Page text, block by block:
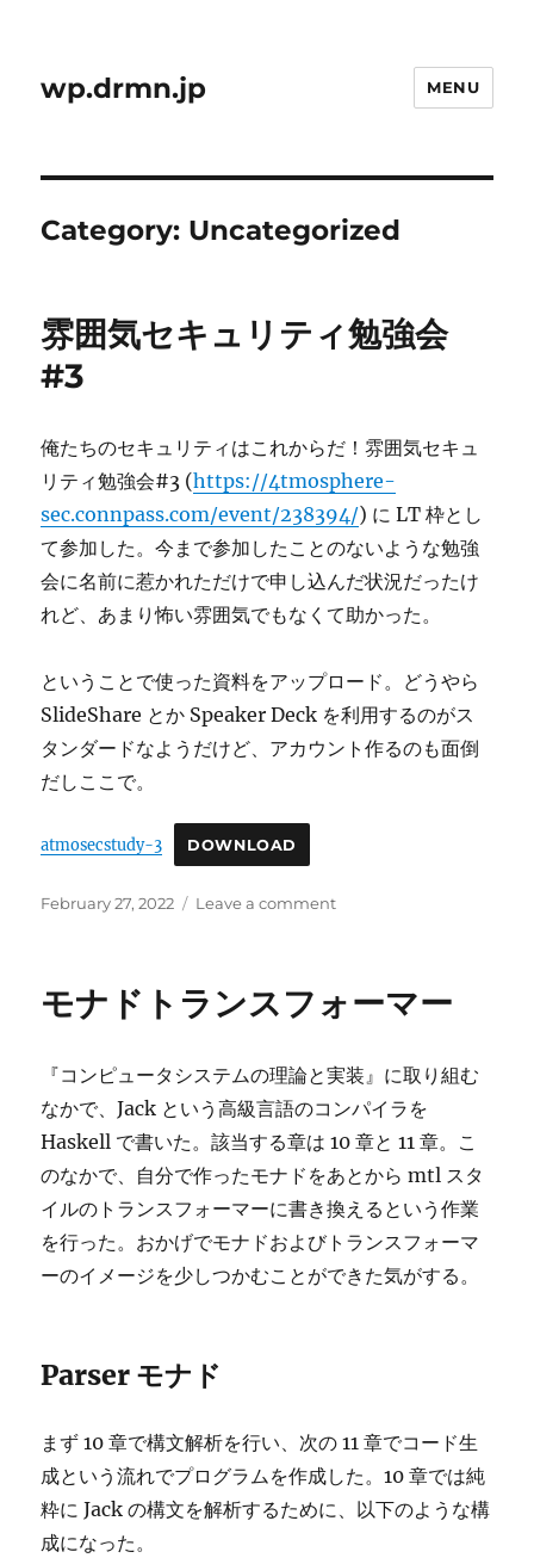
wp.drmn.jp MENU
Category: Uncategorized
雰囲気セキュリティ勉強会
#3
俺たちのセキュリティはこれからだ！雰囲気セキュ
リティ勉強会#3 (https://4tmosphere-
sec.connpass.com/event/238394/) に LT 枠とし
て参加した。今まで参加したことのないような勉強
会に名前に惹かれただけで申し込んだ状況だったけ
れど、あまり怖い雰囲気でもなくて助かった。
ということで使った資料をアップロード。どうやら
SlideShare とか Speaker Deck を利用するのがス
タンダードなようだけど、アカウント作るのも面倒
だしここで。
atmosecstudy-3 DOWNLOAD
Posted
February 27, 2022 Leave a commenton
セ
リ
テ
勉
強
会
モナドトランスフォーマー
『コンピュータシステムの理論と実装』に取り組む
なかで、Jack という高級言語のコンパイラを
Haskell で書いた。該当する章は 10 章と 11 章。こ
のなかで、自分で作ったモナドをあとから mtl スタ
イルのトランスフォーマーに書き換えるという作業
を行った。おかげでモナドおよびトランスフォーマ
ーのイメージを少しつかむことができた気がする。
Parser モナド
まず 10 章で構文解析を行い、次の 11 章でコード生
成という流れでプログラムを作成した。10 章では純
粋に Jack の構文を解析するために、以下のような構
成になった。